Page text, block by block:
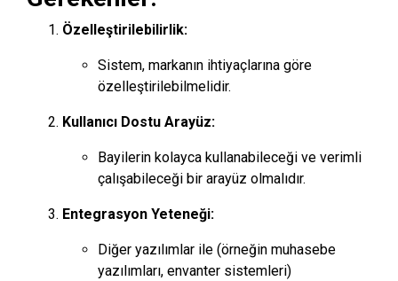
Özelleştirilebilirlik:
Sistem, markanın ihtiyaçlarına göre
özelleştirilebilmelidir.
Kullanıcı Dostu Arayüz:
Bayilerin kolayca kullanabileceği ve verimli
çalışabileceği bir arayüz olmalıdır.
Entegrasyon Yeteneği:
Diğer yazılımlar ile (örneğin muhasebe
yazılımları, envanter sistemleri)